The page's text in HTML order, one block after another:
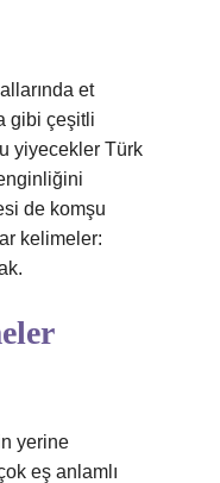
et
gibi çeşitli
yiyecekler Türk
de komşu
kelimeler:
yerine
eş anlamlı